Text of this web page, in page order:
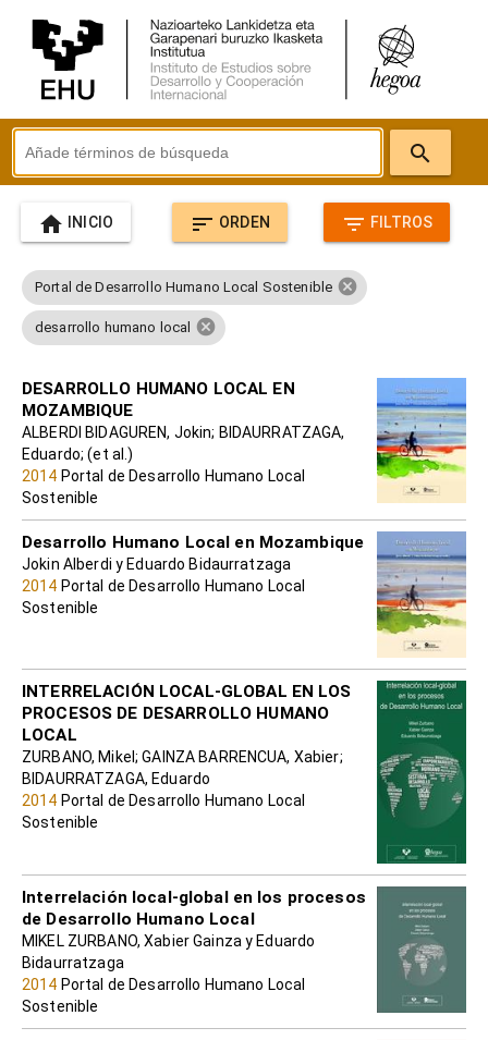
search
home INICIO sort ORDEN filter_list FILTROS
Portal de Desarrollo Humano Local Sostenible cancel
desarrollo humano local cancel
DESARROLLO HUMANO LOCAL EN
MOZAMBIQUE
ALBERDI BIDAGUREN, Jokin; BIDAURRATZAGA,
Eduardo; (et al.)
2014 Portal de Desarrollo Humano Local
Sostenible
Desarrollo Humano Local en Mozambique
Jokin Alberdi y Eduardo Bidaurratzaga
2014 Portal de Desarrollo Humano Local
Sostenible
INTERRELACIÓN LOCAL-GLOBAL EN LOS
PROCESOS DE DESARROLLO HUMANO
LOCAL
ZURBANO, Mikel; GAINZA BARRENCUA, Xabier;
BIDAURRATZAGA, Eduardo
2014 Portal de Desarrollo Humano Local
Sostenible
Interrelación local-global en los procesos
de Desarrollo Humano Local
MIKEL ZURBANO, Xabier Gainza y Eduardo
Bidaurratzaga
2014 Portal de Desarrollo Humano Local
Sostenible